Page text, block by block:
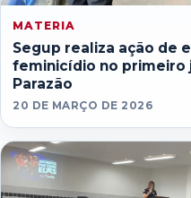
MATERIA
Segup realiza ação de
feminicídio no primeiro
Parazão
20 DE MARÇO DE 2026